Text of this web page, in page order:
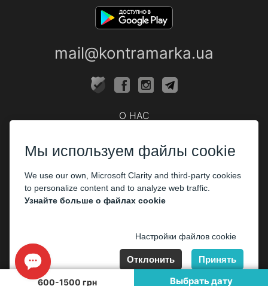
600-1500 грн Выбрать дату
mail@kontramarka.ua
О НАС
ПАРТНЕРАМ
Организаторам
Корпоративным клиентам
Мы используем файлы cookie
We use our own, Microsoft Clarity and third-party cookies
to personalize content and to analyze web traffic.
Узнайте больше о файлах cookie
Настройки файлов cookie
Отклонить Принять